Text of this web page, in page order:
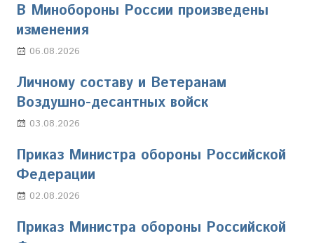
В Минобороны России произведены
изменения
06.08.2026
Личному составу и Ветеранам
Воздушно-десантных войск
03.08.2026
Приказ Министра обороны Российской
Федерации
02.08.2026
Приказ Министра обороны Российской